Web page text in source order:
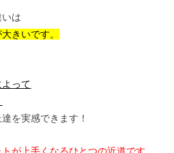
いは
きいです。
って
を実感できます！